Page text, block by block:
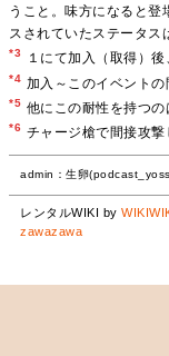
うこと。味方になると登
スされていたステータス
*3 １にて加入（取得）
*4 加入～このイベント
*5 他にこの耐性を持つ
*6 チャージ槍で間接攻
admin：生卵
レンタルWIKI by
zawazawa